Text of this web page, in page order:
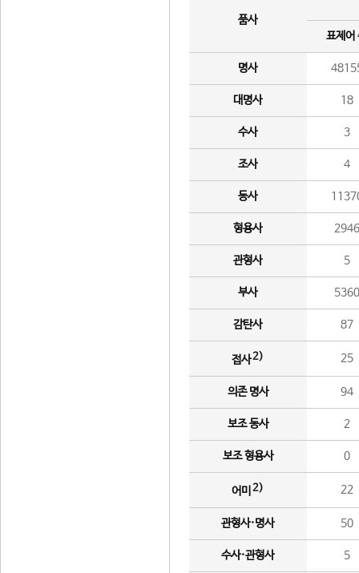
품사
표제어
명사
대명사 18
수사 3
조사 4
동사
형용사 2946
관형사 5
부사 5360
감탄사 87
접사2) 25
의존 명사 94
보조 동사 2
보조 형용사 0
어미 2) 22
관형사·명사 50
수사·관형사 5